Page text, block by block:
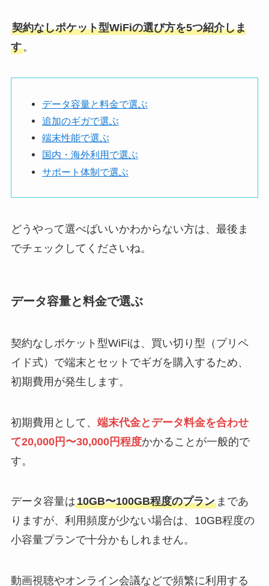
契約なしポケット型WiFiの選び方を5つ紹介しま
す。
データ容量と料金で選ぶ
追加のギガで選ぶ
端末性能で選ぶ
国内・海外利用で選ぶ
サポート体制で選ぶ
どうやって選べばいいかわからない方は、最後ま
でチェックしてくださいね。
データ容量と料金で選ぶ
契約なしポケット型WiFiは、買い切り型（プリペ
イド式）で端末とセットでギガを購入するため、
初期費用が発生します。
初期費用として、 端末代金とデータ料金を合わせ
て20,000円〜30,000円程度かかることが一般的で
す。
データ容量は10GB〜100GB程度のプランまであ
りますが、利用頻度が少ない場合は、10GB程度の
小容量プランで十分かもしれません。
動画視聴やオンライン会議などで頻繁に利用する